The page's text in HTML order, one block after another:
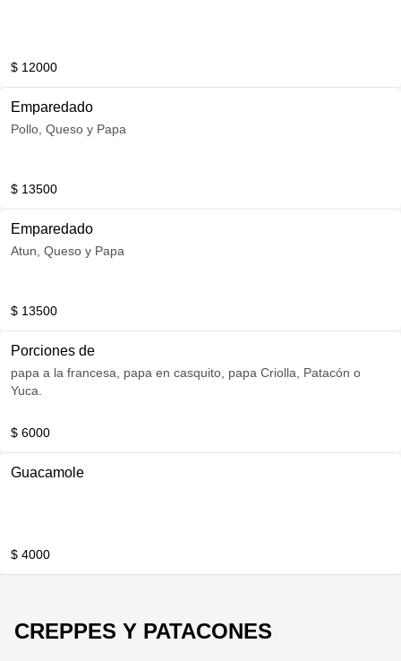
$ 12000
Emparedado
Pollo, Queso y Papa
$ 13500
Emparedado
Atun, Queso y Papa
$ 13500
Porciones de
papa a la francesa, papa en casquito, papa Criolla, Patacón o
Yuca.
$ 6000
Guacamole
$ 4000
CREPPES Y PATACONES